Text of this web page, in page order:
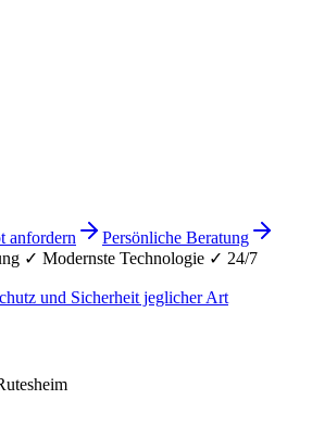
anfordern
Persönliche Beratung
✓ Modernste Technologie ✓ 24/7
und Sicherheit jeglicher Art